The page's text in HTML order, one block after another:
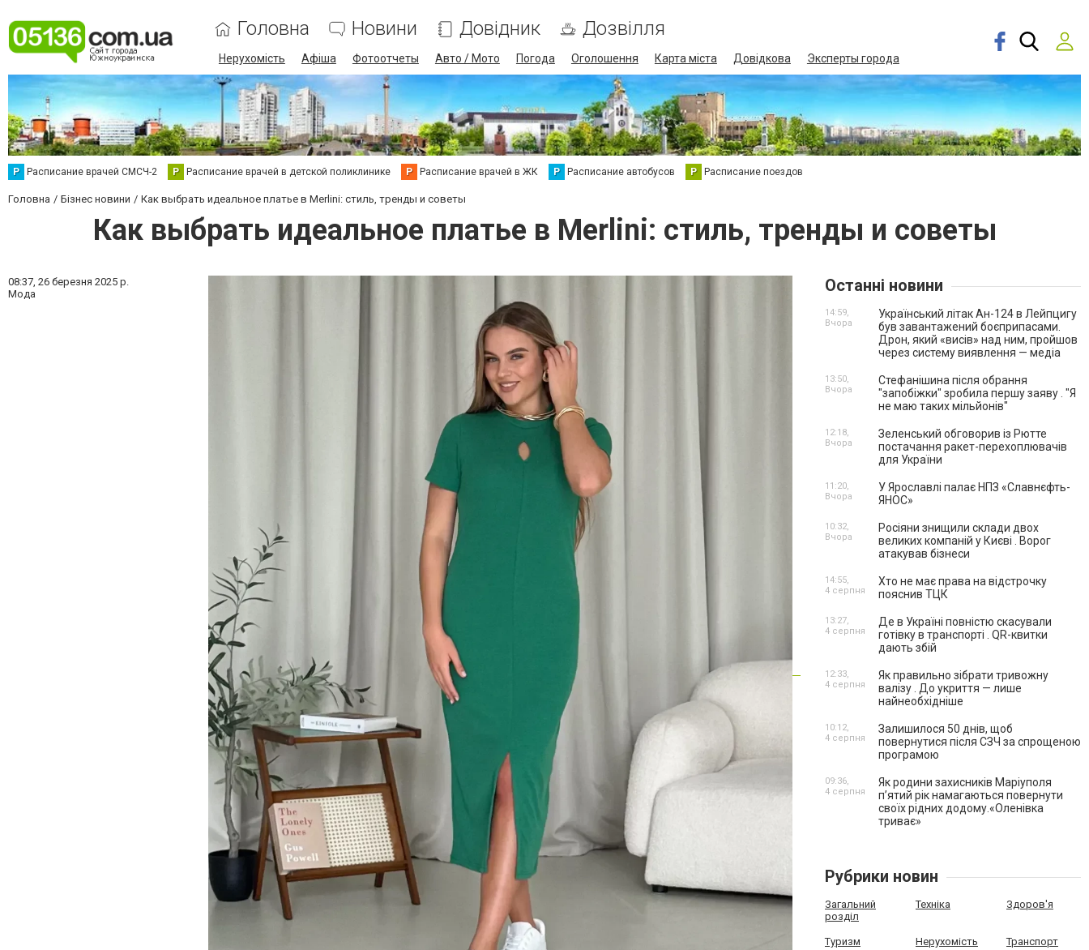
Головна Новини Довідник Дозвілля
Нерухомість Афіша Фотоотчеты Авто / Мото Погода Оголошення Карта міста Довідкова Эксперты города
Р Расписание врачей СМСЧ-2 Р Расписание врачей в детской поликлинике Р Расписание врачей в ЖК Р Расписание автобусов Р Расписание поездов
Головна Бізнес новини Как выбрать идеальное платье в Merlini: стиль, тренды и советы
Как выбрать идеальное платье в Merlini: стиль, тренды и советы
08:37, 26 березня 2025 р.
Мода
Останні новини
Український літак Ан-124 в Лейпцигу
був завантажений боєприпасами.
Дрон, який «висів» над ним, пройшов
через систему виявлення — медіа
14:59,
Вчора
Стефанішина після обрання
"запобіжки" зробила першу заяву . "Я
не маю таких мільйонів"
13:50,
Вчора
Зеленський обговорив із Рютте
постачання ракет-перехоплювачів
для України
12:18,
Вчора
У Ярославлі палає НПЗ «Славнєфть-
ЯНОС»
11:20,
Вчора
Росіяни знищили склади двох
великих компаній у Києві . Ворог
атакував бізнеси
10:32,
Вчора
Хто не має права на відстрочку
пояснив ТЦК
14:55,
4 серпня
Де в Україні повністю скасували
готівку в транспорті . QR-квитки
дають збій
13:27,
4 серпня
Як правильно зібрати тривожну
валізу . До укриття — лише
найнеобхідніше
12:33,
4 серпня
Залишилося 50 днів, щоб
повернутися після СЗЧ за спрощеною
програмою
10:12,
4 серпня
Як родини захисників Маріуполя
пʼятий рік намагаються повернути
своїх рідних додому.«Оленівка
триває»
09:36,
4 серпня
Рубрики новин
Загальний
розділ
Техніка Здоров'я
Туризм Нерухомість Транспорт